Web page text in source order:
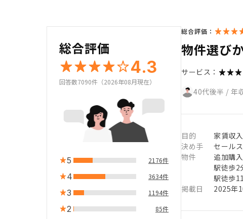
総合評価
4.3
回答数7090件（2026年08月現在）
5 2176件
4 3634件
3 1194件
2 85件
総合評価：
物件選び
サービス：
40代後半 / 年
目的
家賃収
決め手
セール
物件
追加購
駅徒歩2
駅徒歩
掲載日
2025年